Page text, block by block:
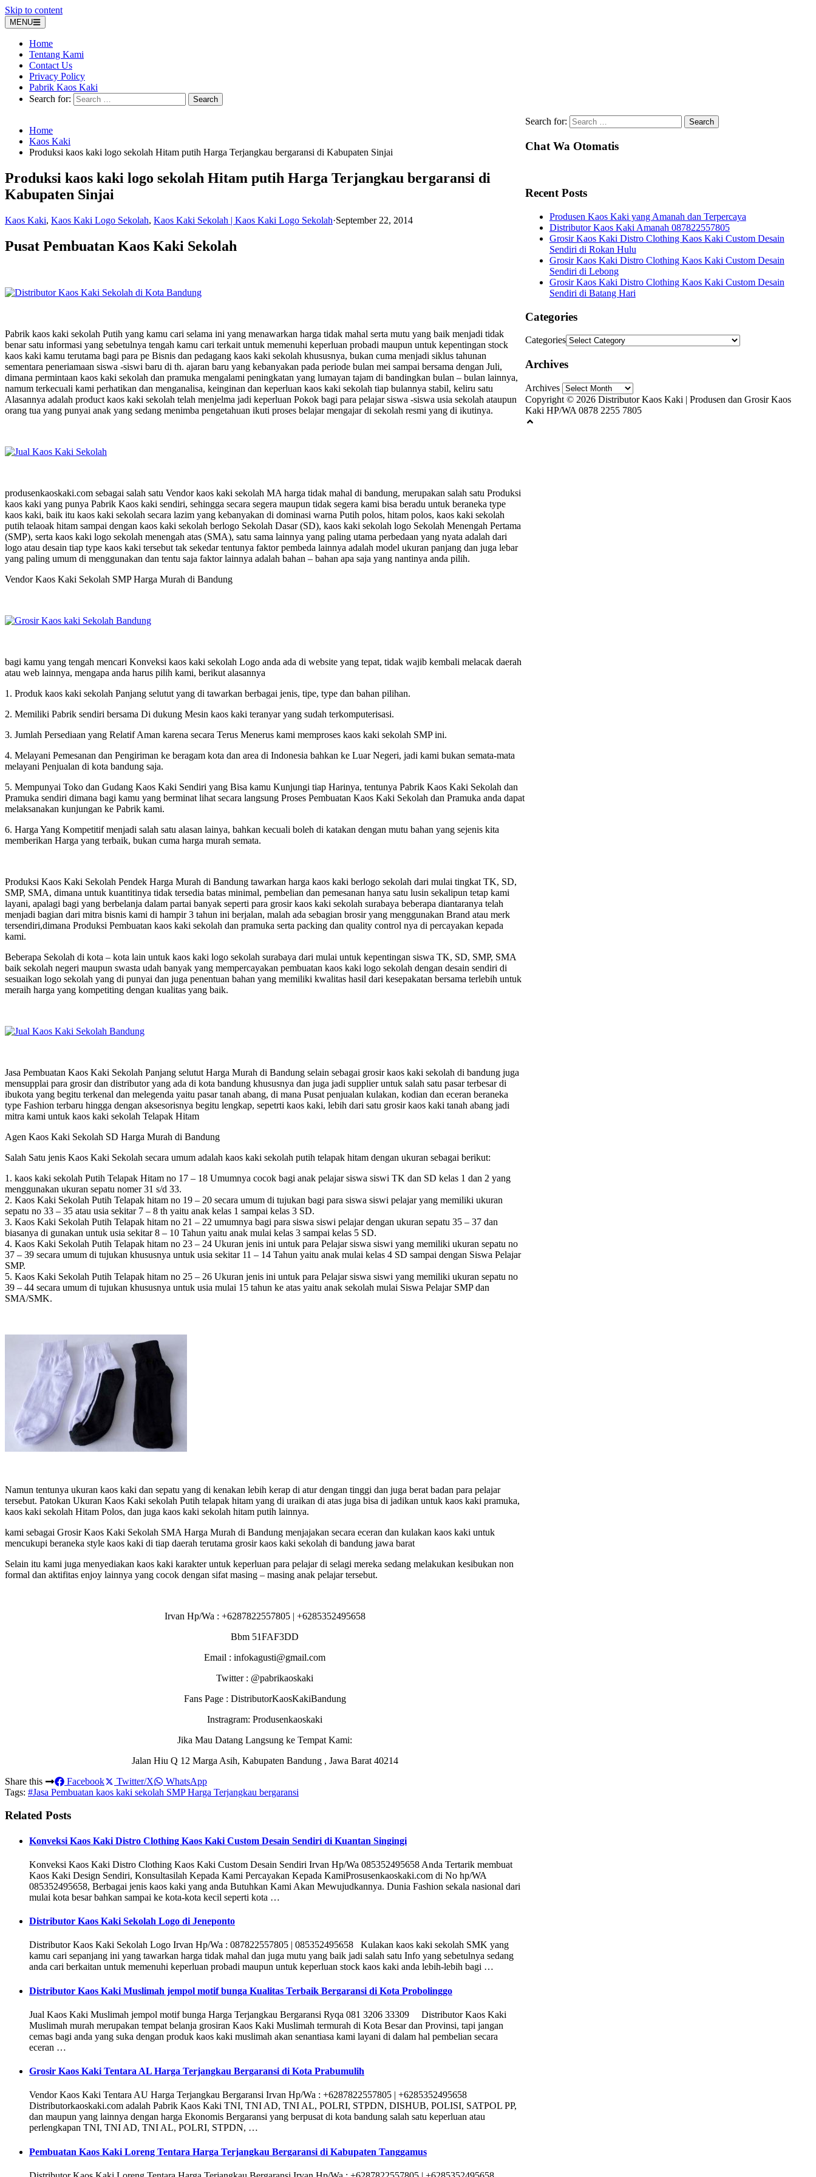
Skip to content
MENU
Home
Tentang Kami
Contact Us
Privacy Policy
Pabrik Kaos Kaki
Search for:
Home
Kaos Kaki
Produksi kaos kaki logo sekolah Hitam putih Harga Terjangkau bergaransi di Kabupaten Sinjai
Produksi kaos kaki logo sekolah Hitam putih Harga Terjangkau bergaransi di
Kabupaten Sinjai
Kaos Kaki, Kaos Kaki Logo Sekolah, Kaos Kaki Sekolah | Kaos Kaki Logo Sekolah·September 22, 2014
Pusat Pembuatan Kaos Kaki Sekolah
Pabrik kaos kaki sekolah Putih yang kamu cari selama ini yang menawarkan harga tidak mahal serta mutu yang baik menjadi tidak
benar satu informasi yang sebetulnya tengah kamu cari terkait untuk memenuhi keperluan probadi maupun untuk kepentingan stock
kaos kaki kamu terutama bagi para pe Bisnis dan pedagang kaos kaki sekolah khususnya, bukan cuma menjadi siklus tahunan
sementara peneriamaan siswa -siswi baru di th. ajaran baru yang kebanyakan pada periode bulan mei sampai bersama dengan Juli,
dimana permintaan kaos kaki sekolah dan pramuka mengalami peningkatan yang lumayan tajam di bandingkan bulan – bulan lainnya,
namum terkecuali kami perhatikan dan menganalisa, keinginan dan keperluan kaos kaki sekolah tiap bulannya stabil, keliru satu
Alasannya adalah product kaos kaki sekolah telah menjelma jadi keperluan Pokok bagi para pelajar siswa -siswa usia sekolah ataupun
orang tua yang punyai anak yang sedang menimba pengetahuan ikuti proses belajar mengajar di sekolah resmi yang di ikutinya.
produsenkaoskaki.com sebagai salah satu Vendor kaos kaki sekolah MA harga tidak mahal di bandung, merupakan salah satu Produksi
kaos kaki yang punya Pabrik Kaos kaki sendiri, sehingga secara segera maupun tidak segera kami bisa beradu untuk beraneka type
kaos kaki, baik itu kaos kaki sekolah secara lazim yang kebanyakan di dominasi warna Putih polos, hitam polos, kaos kaki sekolah
putih telaoak hitam sampai dengan kaos kaki sekolah berlogo Sekolah Dasar (SD), kaos kaki sekolah logo Sekolah Menengah Pertama
(SMP), serta kaos kaki logo sekolah menengah atas (SMA), satu sama lainnya yang paling utama perbedaan yang nyata adalah dari
logo atau desain tiap type kaos kaki tersebut tak sekedar tentunya faktor pembeda lainnya adalah model ukuran panjang dan juga lebar
yang paling umum di menggunakan dan tentu saja faktor lainnya adalah bahan – bahan apa saja yang nantinya anda pilih.
Vendor Kaos Kaki Sekolah SMP Harga Murah di Bandung
bagi kamu yang tengah mencari Konveksi kaos kaki sekolah Logo anda ada di website yang tepat, tidak wajib kembali melacak daerah
atau web lainnya, mengapa anda harus pilih kami, berikut alasannya
1. Produk kaos kaki sekolah Panjang selutut yang di tawarkan berbagai jenis, tipe, type dan bahan pilihan.
2. Memiliki Pabrik sendiri bersama Di dukung Mesin kaos kaki teranyar yang sudah terkomputerisasi.
3. Jumlah Persediaan yang Relatif Aman karena secara Terus Menerus kami memproses kaos kaki sekolah SMP ini.
4. Melayani Pemesanan dan Pengiriman ke beragam kota dan area di Indonesia bahkan ke Luar Negeri, jadi kami bukan semata-mata
melayani Penjualan di kota bandung saja.
5. Mempunyai Toko dan Gudang Kaos Kaki Sendiri yang Bisa kamu Kunjungi tiap Harinya, tentunya Pabrik Kaos Kaki Sekolah dan
Pramuka sendiri dimana bagi kamu yang berminat lihat secara langsung Proses Pembuatan Kaos Kaki Sekolah dan Pramuka anda dapat
melaksanakan kunjungan ke Pabrik kami.
6. Harga Yang Kompetitif menjadi salah satu alasan lainya, bahkan kecuali boleh di katakan dengan mutu bahan yang sejenis kita
memberikan Harga yang terbaik, bukan cuma harga murah semata.
Produksi Kaos Kaki Sekolah Pendek Harga Murah di Bandung tawarkan harga kaos kaki berlogo sekolah dari mulai tingkat TK, SD,
SMP, SMA, dimana untuk kuantitinya tidak tersedia batas minimal, pembelian dan pemesanan hanya satu lusin sekalipun tetap kami
layani, apalagi bagi yang berbelanja dalam partai banyak seperti para grosir kaos kaki sekolah surabaya beberapa diantaranya telah
menjadi bagian dari mitra bisnis kami di hampir 3 tahun ini berjalan, malah ada sebagian brosir yang menggunakan Brand atau merk
tersendiri,dimana Produksi Pembuatan kaos kaki sekolah dan pramuka serta packing dan quality control nya di percayakan kepada
kami.
Beberapa Sekolah di kota – kota lain untuk kaos kaki logo sekolah surabaya dari mulai untuk kepentingan siswa TK, SD, SMP, SMA
baik sekolah negeri maupun swasta udah banyak yang mempercayakan pembuatan kaos kaki logo sekolah dengan desain sendiri di
sesuaikan logo sekolah yang di punyai dan juga penentuan bahan yang memiliki kwalitas hasil dari kesepakatan bersama terlebih untuk
meraih harga yang kompetiting dengan kualitas yang baik.
Jasa Pembuatan Kaos Kaki Sekolah Panjang selutut Harga Murah di Bandung selain sebagai grosir kaos kaki sekolah di bandung juga
mensupplai para grosir dan distributor yang ada di kota bandung khususnya dan juga jadi supplier untuk salah satu pasar terbesar di
ibukota yang begitu terkenal dan melegenda yaitu pasar tanah abang, di mana Pusat penjualan kulakan, kodian dan eceran beraneka
type Fashion terbaru hingga dengan aksesorisnya begitu lengkap, sepetrti kaos kaki, lebih dari satu grosir kaos kaki tanah abang jadi
mitra kami untuk kaos kaki sekolah Telapak Hitam
Agen Kaos Kaki Sekolah SD Harga Murah di Bandung
Salah Satu jenis Kaos Kaki Sekolah secara umum adalah kaos kaki sekolah putih telapak hitam dengan ukuran sebagai berikut:
1. kaos kaki sekolah Putih Telapak Hitam no 17 – 18 Umumnya cocok bagi anak pelajar siswa siswi TK dan SD kelas 1 dan 2 yang
menggunakan ukuran sepatu nomer 31 s/d 33.
2. Kaos Kaki Sekolah Putih Telapak hitam no 19 – 20 secara umum di tujukan bagi para siswa siswi pelajar yang memiliki ukuran
sepatu no 33 – 35 atau usia sekitar 7 – 8 th yaitu anak kelas 1 sampai kelas 3 SD.
3. Kaos Kaki Sekolah Putih Telapak hitam no 21 – 22 umumnya bagi para siswa siswi pelajar dengan ukuran sepatu 35 – 37 dan
biasanya di gunakan untuk usia sekitar 8 – 10 Tahun yaitu anak mulai kelas 3 sampai kelas 5 SD.
4. Kaos Kaki Sekolah Putih Telapak hitam no 23 – 24 Ukuran jenis ini untuk para Pelajar siswa siswi yang memiliki ukuran sepatu no
37 – 39 secara umum di tujukan khususnya untuk usia sekitar 11 – 14 Tahun yaitu anak mulai kelas 4 SD sampai dengan Siswa Pelajar
SMP.
5. Kaos Kaki Sekolah Putih Telapak hitam no 25 – 26 Ukuran jenis ini untuk para Pelajar siswa siswi yang memiliki ukuran sepatu no
39 – 44 secara umum di tujukan khususnya untuk usia mulai 15 tahun ke atas yaitu anak sekolah mulai Siswa Pelajar SMP dan
SMA/SMK.
Namun tentunya ukuran kaos kaki dan sepatu yang di kenakan lebih kerap di atur dengan tinggi dan juga berat badan para pelajar
tersebut. Patokan Ukuran Kaos Kaki sekolah Putih telapak hitam yang di uraikan di atas juga bisa di jadikan untuk kaos kaki pramuka,
kaos kaki sekolah Hitam Polos, dan juga kaos kaki sekolah hitam putih lainnya.
kami sebagai Grosir Kaos Kaki Sekolah SMA Harga Murah di Bandung menjajakan secara eceran dan kulakan kaos kaki untuk
mencukupi beraneka style kaos kaki di tiap daerah terutama grosir kaos kaki sekolah di bandung jawa barat
Selain itu kami juga menyediakan kaos kaki karakter untuk keperluan para pelajar di selagi mereka sedang melakukan kesibukan non
formal dan aktifitas enjoy lainnya yang cocok dengan sifat masing – masing anak pelajar tersebut.
Irvan Hp/Wa : +6287822557805 | +6285352495658
Bbm 51FAF3DD
Email : infokagusti@gmail.com
Twitter : @pabrikaoskaki
Fans Page : DistributorKaosKakiBandung
Instragram: Produsenkaoskaki
Jika Mau Datang Langsung ke Tempat Kami:
Jalan Hiu Q 12 Marga Asih, Kabupaten Bandung , Jawa Barat 40214
Share this
Facebook Twitter/X
WhatsApp
Tags: #Jasa Pembuatan kaos kaki sekolah SMP Harga Terjangkau bergaransi
Related Posts
Konveksi Kaos Kaki Distro Clothing Kaos Kaki Custom Desain Sendiri di Kuantan Singingi
Konveksi Kaos Kaki Distro Clothing Kaos Kaki Custom Desain Sendiri Irvan Hp/Wa 085352495658 Anda Tertarik membuat
Kaos Kaki Design Sendiri, Konsultasilah Kepada Kami Percayakan Kepada KamiProsusenkaoskaki.com di No hp/WA
085352495658, Berbagai jenis kaos kaki yang anda Butuhkan Kami Akan Mewujudkannya. Dunia Fashion sekala nasional dari
mulai kota besar bahkan sampai ke kota-kota kecil seperti kota …
Distributor Kaos Kaki Sekolah Logo di Jeneponto
Distributor Kaos Kaki Sekolah Logo Irvan Hp/Wa : 087822557805 | 085352495658 Kulakan kaos kaki sekolah SMK yang
kamu cari sepanjang ini yang tawarkan harga tidak mahal dan juga mutu yang baik jadi salah satu Info yang sebetulnya sedang
anda cari berkaitan untuk memenuhi keperluan probadi maupun untuk keperluan stock kaos kaki anda lebih-lebih bagi …
Distributor Kaos Kaki Muslimah jempol motif bunga Kualitas Terbaik Bergaransi di Kota Probolinggo
Jual Kaos Kaki Muslimah jempol motif bunga Harga Terjangkau Bergaransi Ryqa 081 3206 33309 Distributor Kaos Kaki
Muslimah murah merupakan tempat belanja grosiran Kaos Kaki Muslimah termurah di Kota Besar dan Provinsi, tapi jangan
cemas bagi anda yang suka dengan produk kaos kaki muslimah akan senantiasa kami layani di dalam hal pembelian secara
eceran …
Grosir Kaos Kaki Tentara AL Harga Terjangkau Bergaransi di Kota Prabumulih
Vendor Kaos Kaki Tentara AU Harga Terjangkau Bergaransi Irvan Hp/Wa : +6287822557805 | +6285352495658
Distributorkaoskaki.com adalah Pabrik Kaos Kaki TNI, TNI AD, TNI AL, POLRI, STPDN, DISHUB, POLISI, SATPOL PP,
dan maupun yang lainnya dengan harga Ekonomis Bergaransi yang berpusat di kota bandung salah satu keperluan atau
perlengkapan TNI, TNI AD, TNI AL, POLRI, STPDN, …
Pembuatan Kaos Kaki Loreng Tentara Harga Terjangkau Bergaransi di Kabupaten Tanggamus
Search for:
Chat Wa Otomatis
Recent Posts
Produsen Kaos Kaki yang Amanah dan Terpercaya
Distributor Kaos Kaki Amanah 087822557805
Grosir Kaos Kaki Distro Clothing Kaos Kaki Custom Desain
Sendiri di Rokan Hulu
Grosir Kaos Kaki Distro Clothing Kaos Kaki Custom Desain
Sendiri di Lebong
Grosir Kaos Kaki Distro Clothing Kaos Kaki Custom Desain
Sendiri di Batang Hari
Categories
Categories
Archives
Archives
Copyright © 2026 Distributor Kaos Kaki | Produsen dan Grosir Kaos
Kaki HP/WA 0878 2255 7805